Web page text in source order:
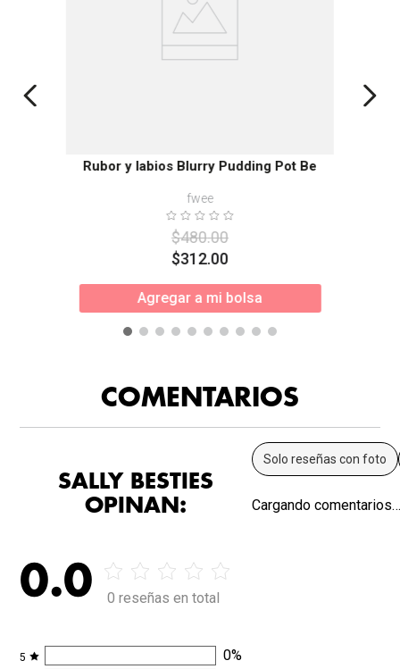
Rubor y labios Blurry Pudding Pot Be
fwee
$480.00
$312.00
Agregar a mi bolsa
COMENTARIOS
SALLY BESTIES
OPINAN:
0.0 0 reseñas en total
5 0%
Solo reseñas con foto
Cargando